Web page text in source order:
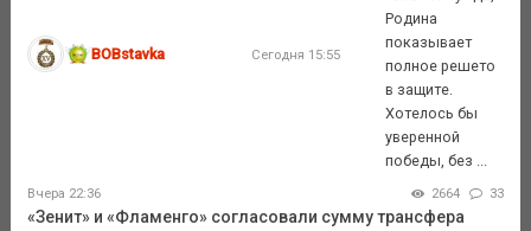
BOBstavka Сегодня 15:55
Родина
показывает
полное решето
в защите.
Хотелось бы
уверенной
победы, без ...
Вчера 22:36 2664 33
«Зенит» и «Фламенго» согласовали сумму трансфера